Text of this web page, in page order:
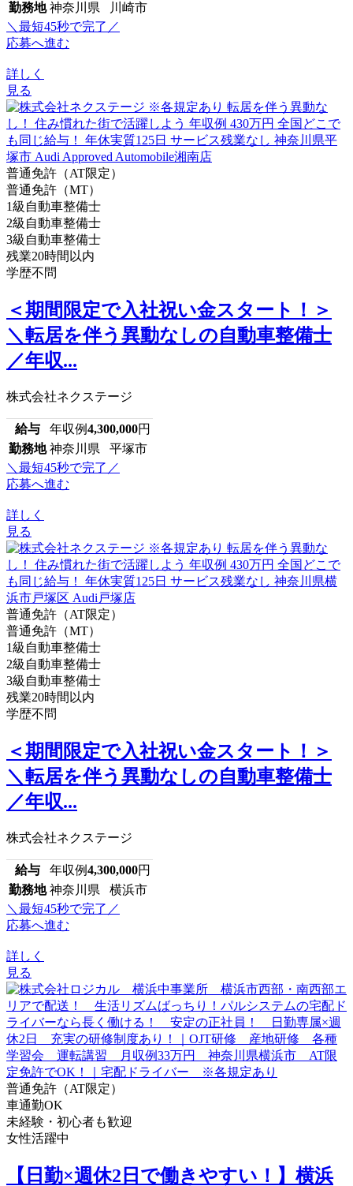
勤務地 神奈川県 川崎市
＼最短45秒で完了／
応募へ進む
詳しく
見る
普通免許（AT限定）
普通免許（MT）
1級自動車整備士
2級自動車整備士
3級自動車整備士
残業20時間以内
学歴不問
＜期間限定で入社祝い金スタート！＞
＼転居を伴う異動なしの自動車整備士
／年収...
株式会社ネクステージ
給与 年収例4,300,000円
勤務地 神奈川県 平塚市
＼最短45秒で完了／
応募へ進む
詳しく
見る
普通免許（AT限定）
普通免許（MT）
1級自動車整備士
2級自動車整備士
3級自動車整備士
残業20時間以内
学歴不問
＜期間限定で入社祝い金スタート！＞
＼転居を伴う異動なしの自動車整備士
／年収...
株式会社ネクステージ
給与 年収例4,300,000円
勤務地 神奈川県 横浜市
＼最短45秒で完了／
応募へ進む
詳しく
見る
普通免許（AT限定）
車通勤OK
未経験・初心者も歓迎
女性活躍中
【日勤×週休2日で働きやすい！】横浜